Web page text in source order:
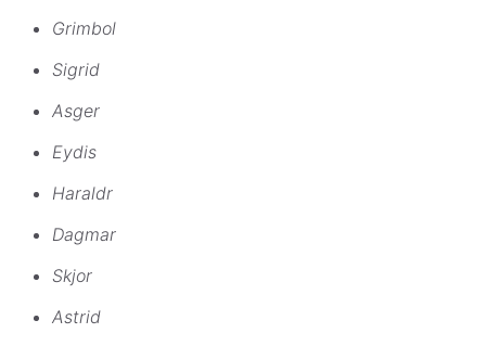
Grimbol
Sigrid
Asger
Eydis
Haraldr
Dagmar
Skjor
Astrid